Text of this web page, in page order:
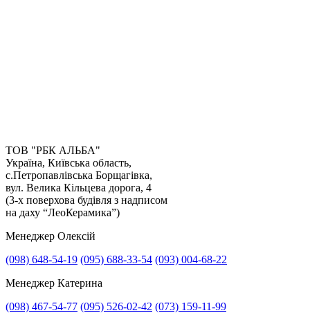
Отримати консультацію
ТОВ "РБК АЛЬБА"
Україна, Київська область,
с.Петропавлівська Борщагівка,
вул. Велика Кільцева дорога, 4
(3-х поверхова будівля з надписом
на даху “ЛеоКерамика”)
Менеджер Олексій
(098) 648-54-19 (095) 688-33-54 (093) 004-68-22
Менеджер Катерина
(098) 467-54-77 (095) 526-02-42 (073) 159-11-99